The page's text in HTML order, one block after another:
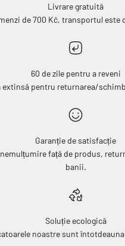
Livrare gratuită
de 700 Kč, transportul este
60 de zile pentru a reveni
extinsă pentru returnarea/
Garanție de satisfacție
față de produs,
banii.
Soluție ecologică
noastre sunt